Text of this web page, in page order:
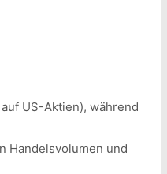
US-Aktien), während
Handelsvolumen und